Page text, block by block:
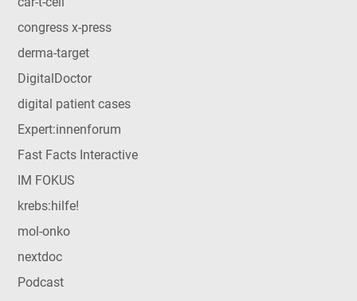
congress x-press
derma-target
DigitalDoctor
digital patient cases
Expert:innenforum
Fast Facts Interactive
IM FOKUS
krebs:hilfe!
mol-onko
nextdoc
Podcast